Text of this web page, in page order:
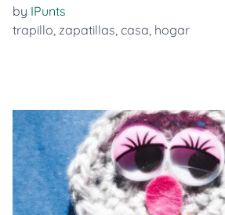
by IPunts
trapillo, zapatillas, casa, hogar